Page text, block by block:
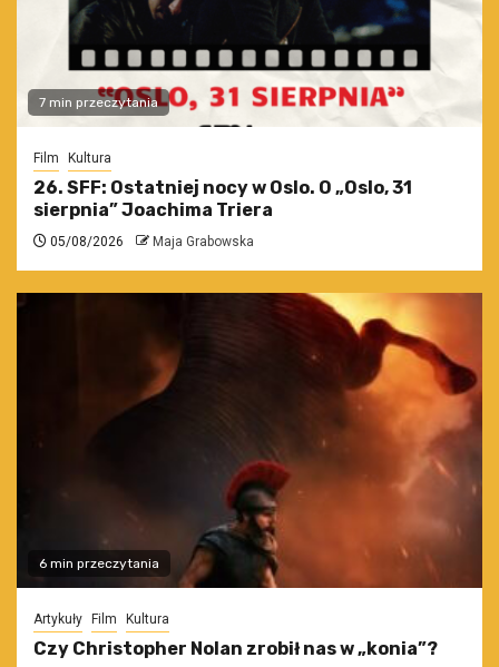
7 min przeczytania
Film Kultura
26. SFF: Ostatniej nocy w Oslo. O „Oslo, 31
sierpnia” Joachima Triera
05/08/2026 Maja Grabowska
6 min przeczytania
Artykuły Film Kultura
Czy Christopher Nolan zrobił nas w „konia”?